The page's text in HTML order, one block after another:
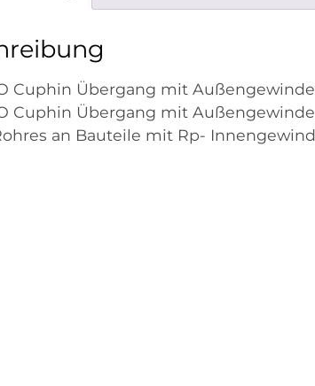
Cuphin Übergang mit
Cuphin Übergang mit
an Bauteile mit Rp-